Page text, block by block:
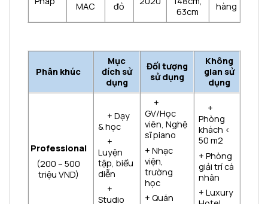
MAC
đỏ
63cm
hàng
Phân khúc
Mục
đích sử
dụng
Đối tượng
sử dụng
Không
gian sử
dụng
Professional
(200 – 500
triệu VND)
+ Dạy
& học
+
Luyện
tập, biểu
diễn
+
Studio
+
GV/Học
viên, Nghệ
sĩ piano
+ Nhạc
viện,
trường
học
+ Quán
+
Phòng
khách <
50 m2
+ Phòng
giải trí cá
nhân
+ Luxury